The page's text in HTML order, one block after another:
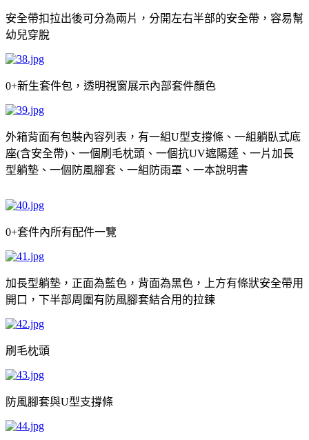
安全帶扣拉出後可分為兩片，分開左右半部的安全帶，容易幫
幼兒穿脫
0+新生套件包，透明視窗展示內部套件顏色
外箱背面有包裝內容列表，有一組U型支撐條、一組躺臥式底
座(含安全帶) 、一個刷毛枕頭、一個抗UV遮陽蓬、一片加長
型躺墊、一個防風腳套、一組防雨罩、一本說明書
0+套件內所有配件一覽
加長型躺墊，正面為藍色，背面為黑色，上方有條狀安全帶用
開口，下半部周圍有防風腳套結合用的拉鍊
刷毛枕頭
防風腳套與U型支撐條